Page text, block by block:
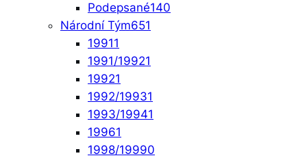
Podepsané140
Národní Tým651
19911
1991/19921
19921
1992/19931
1993/19941
19961
1998/19990